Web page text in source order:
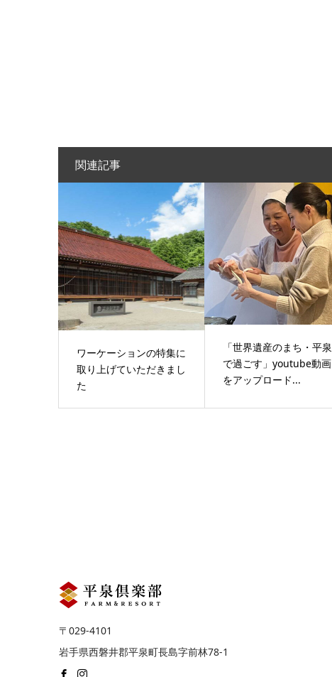
関連記事
ワーケーションの特集に
取り上げていただきまし
た
「世界遺産のまち・平泉
で過ごす」youtube動画
をアップロード...
〒029-4101
岩手県西磐井郡平泉町長島字前林78-1